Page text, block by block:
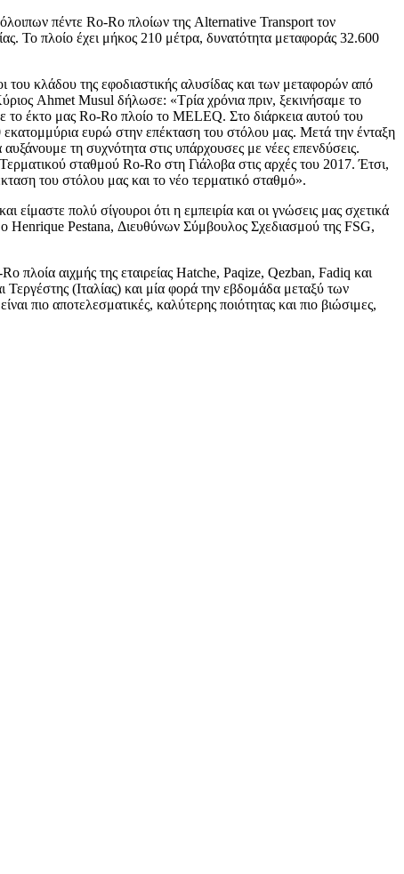
πέντε Ro-Ro πλοίων της Alternative Transport τον
Το πλοίο έχει μήκος 210 μέτρα, δυνατότητα μεταφοράς 32.600
κλάδου της εφοδιαστικής αλυσίδας και των μεταφορών από
Ahmet Musul δήλωσε: «Τρία χρόνια πριν, ξεκινήσαμε το
έκτο μας Ro-Ro πλοίο το MELEQ. Στο διάρκεια αυτού του
ευρώ στην επέκταση του στόλου μας. Μετά την ένταξη
τη συχνότητα στις υπάρχουσες με νέες επενδύσεις.
σταθμού Ro-Ro στη Γιάλοβα στις αρχές του 2017. Έτσι,
του στόλου μας και το νέο τερματικό σταθμό».
πολύ σίγουροι ότι η εμπειρία και οι γνώσεις μας σχετικά
Henrique Pestana, Διευθύνων Σύμβουλος Σχεδιασμού της FSG,
πλοία αιχμής της εταιρείας Hatche, Paqize, Qezban, Fadiq και
(Ιταλίας) και μία φορά την εβδομάδα μεταξύ των
πιο αποτελεσματικές, καλύτερης ποιότητας και πιο βιώσιμες,